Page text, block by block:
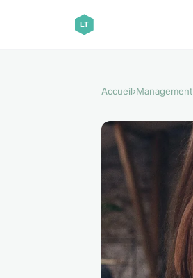
Accueil›Management